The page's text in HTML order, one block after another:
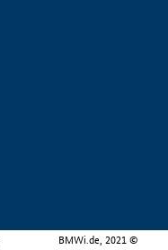
BMWi.de, 2021 ©